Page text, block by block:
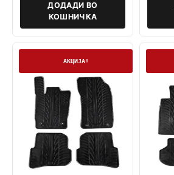
ДОДАДИ ВО
КОШНИЧКА
АКЦИЈА!